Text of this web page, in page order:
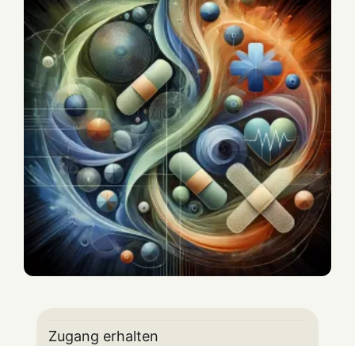
Zugang erhalten